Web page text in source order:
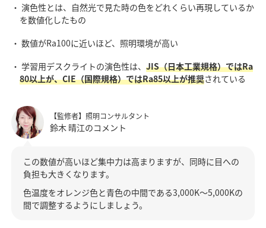
・ 演色性とは、自然光で見た時の色をどれくらい再現しているか
を数値化したもの
・ 数値がRa100に近いほど、照明環境が高い
・ 学習用デスクライトの演色性は、 JIS（日本工業規格）ではRa
80以上が、CIE（国際規格）ではRa85以上が推奨されている
【監修者】照明コンサルタント
鈴木 晴江のコメント
この数値が高いほど集中力は高まりますが、同時に目への
負担も大きくなります。
色温度をオレンジ色と青色の中間である3,000K～5,000Kの
間で調整するようにしましょう。